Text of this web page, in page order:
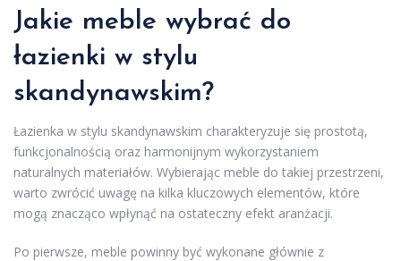
Jakie meble wybrać do
łazienki w stylu
skandynawskim?
Łazienka w stylu skandynawskim charakteryzuje się prostotą,
funkcjonalnością oraz harmonijnym wykorzystaniem
naturalnych materiałów. Wybierając meble do takiej przestrzeni,
warto zwrócić uwagę na kilka kluczowych elementów, które
mogą znacząco wpłynąć na ostateczny efekt aranżacji.
Po pierwsze, meble powinny być wykonane głównie z